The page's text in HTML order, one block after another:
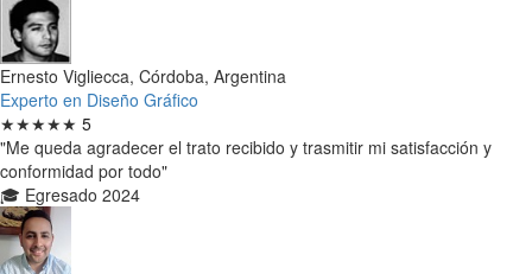
Ernesto Vigliecca, Córdoba, Argentina
Experto en Diseño Gráfico
★★★★★ 5
"Me queda agradecer el trato recibido y trasmitir mi satisfacción y
conformidad por todo"
🎓 Egresado 2024